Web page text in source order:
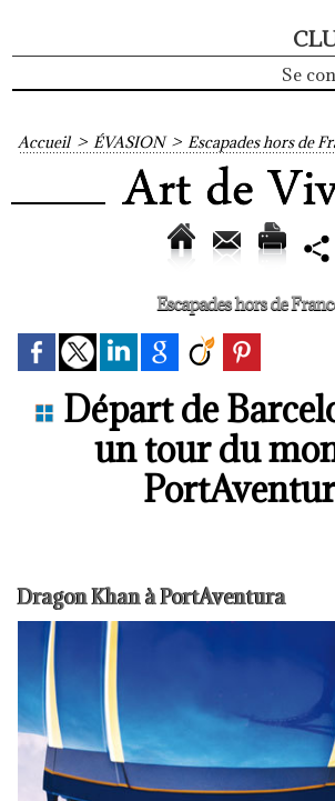
Se
Accueil > ÉVASION > Escapades hors de
Escapades hors de
Départ de
un tour du
Dragon Khan à PortAventura